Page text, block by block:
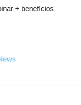
+ benefícios